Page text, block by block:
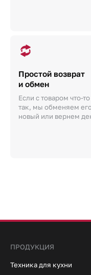
Простой возврат
и обмен
Если с товаром что-
так, мы обменяем
новый или вернем
ПРОДУКЦИЯ
Техника для кухни